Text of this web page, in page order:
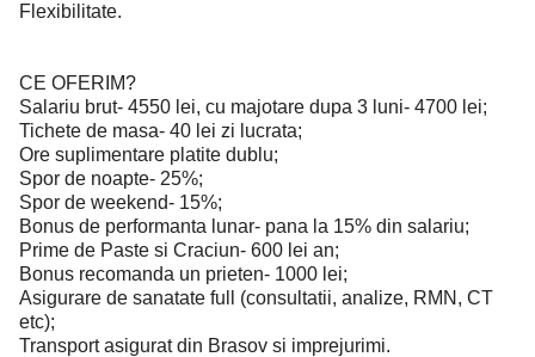
Flexibilitate.
CE OFERIM?
Salariu brut- 4550 lei, cu majotare dupa 3 luni- 4700 lei;
Tichete de masa- 40 lei zi lucrata;
Ore suplimentare platite dublu;
Spor de noapte- 25%;
Spor de weekend- 15%;
Bonus de performanta lunar- pana la 15% din salariu;
Prime de Paste si Craciun- 600 lei an;
Bonus recomanda un prieten- 1000 lei;
Asigurare de sanatate full (consultatii, analize, RMN, CT
etc);
Transport asigurat din Brasov si imprejurimi.